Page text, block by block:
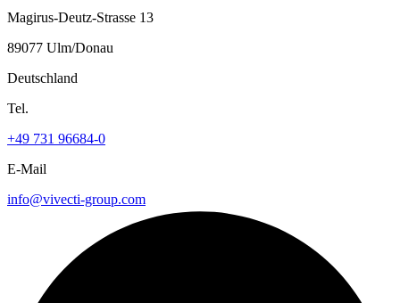
Magirus-Deutz-Strasse 13
89077 Ulm/Donau
Deutschland
Tel.
+49 731 96684-0
E-Mail
info@vivecti-group.com